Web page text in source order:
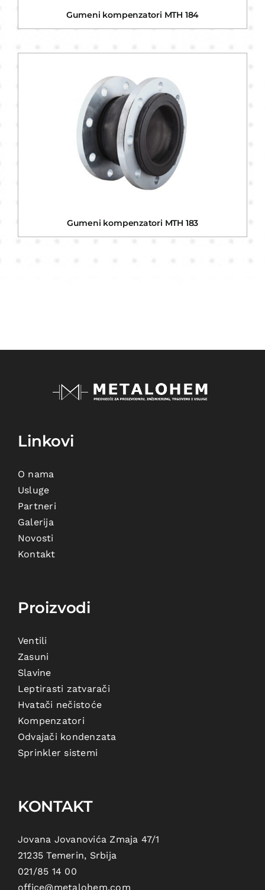
Gumeni kompenzatori MTH 184
Gumeni kompenzatori MTH 183
Linkovi
O nama
Usluge
Partneri
Galerija
Novosti
Kontakt
Proizvodi
Ventili
Zasuni
Slavine
Leptirasti zatvarači
Hvatači nečistoće
Kompenzatori
Odvajači kondenzata
Sprinkler sistemi
KONTAKT
Jovana Jovanovića Zmaja 47/1
21235 Temerin, Srbija
021/85 14 00
office@metalohem.com